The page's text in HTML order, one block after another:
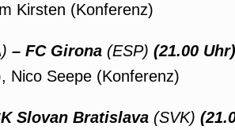
Kirsten (Konferenz)
– FC Girona (ESP) (21.00 Uhr)
Nico Seepe (Konferenz)
Slovan Bratislava (SVK)